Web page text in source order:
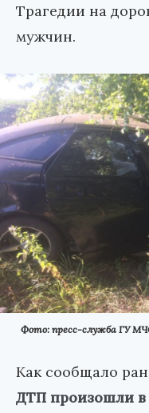
Трагедии на
мужчин.
Фото: пресс-служба ГУ
Как сообщало
ДТП произошли в